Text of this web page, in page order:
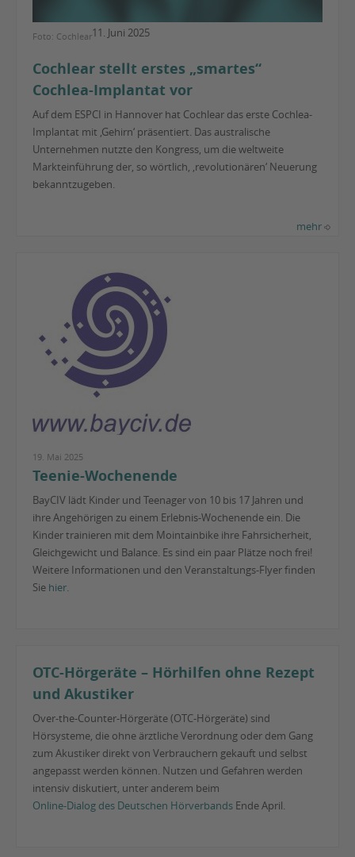
Foto: Cochlear11. Juni 2025
Cochlear stellt erstes „smartes“
Cochlea-Implantat vor
Auf dem ESPCI in Hannover hat Cochlear das erste Cochlea-
Implantat mit ‚Gehirn‘ präsentiert. Das australische
Unternehmen nutzte den Kongress, um die weltweite
Markteinführung der, so wörtlich, ‚revolutionären‘ Neuerung
bekanntzugeben.
mehr
19. Mai 2025
Teenie-Wochenende
BayCIV lädt Kinder und Teenager von 10 bis 17 Jahren und
ihre Angehörigen zu einem Erlebnis-Wochenende ein. Die
Kinder trainieren mit dem Mointainbike ihre Fahrsicherheit,
Gleichgewicht und Balance. Es sind ein paar Plätze noch frei!
Weitere Informationen und den Veranstaltungs-Flyer finden
Sie hier.
OTC-Hörgeräte – Hörhilfen ohne Rezept
und Akustiker
Over-the-Counter-Hörgeräte (OTC-Hörgeräte) sind
Hörsysteme, die ohne ärztliche Verordnung oder dem Gang
zum Akustiker direkt von Verbrauchern gekauft und selbst
angepasst werden können. Nutzen und Gefahren werden
intensiv diskutiert, unter anderem beim
Online-Dialog des Deutschen Hörverbands Ende April.